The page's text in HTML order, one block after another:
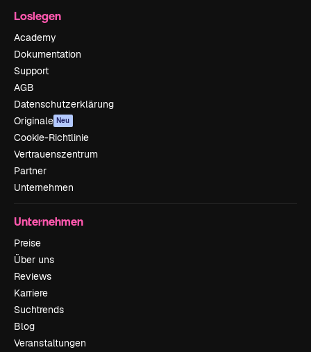
Loslegen
Academy
Dokumentation
Support
AGB
Datenschutzerklärung
Originale Neu
Cookie-Richtlinie
Vertrauenszentrum
Partner
Unternehmen
Unternehmen
Preise
Über uns
Reviews
Karriere
Suchtrends
Blog
Veranstaltungen